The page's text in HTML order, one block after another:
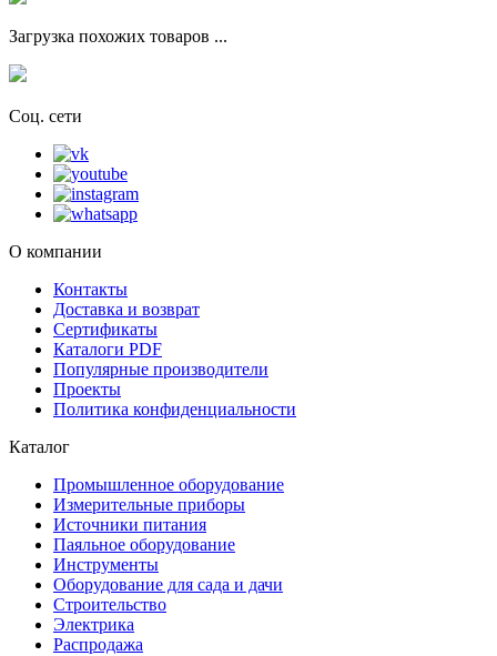
Загрузка похожих товаров ...
Соц. сети
О компании
Контакты
Доставка и возврат
Сертификаты
Каталоги PDF
Популярные производители
Проекты
Политика конфиденциальности
Каталог
Промышленное оборудование
Измерительные приборы
Источники питания
Паяльное оборудование
Инструменты
Оборудование для сада и дачи
Строительство
Электрика
Распродажа